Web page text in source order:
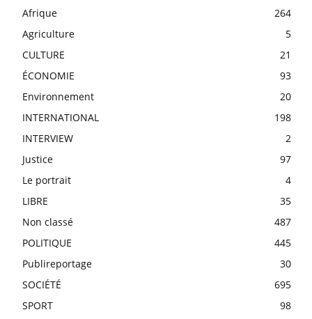
Afrique
264
Agriculture
5
CULTURE
21
ÉCONOMIE
93
Environnement
20
INTERNATIONAL
198
INTERVIEW
2
Justice
97
Le portrait
4
LIBRE
35
Non classé
487
POLITIQUE
445
Publireportage
30
SOCIÉTÉ
695
SPORT
98